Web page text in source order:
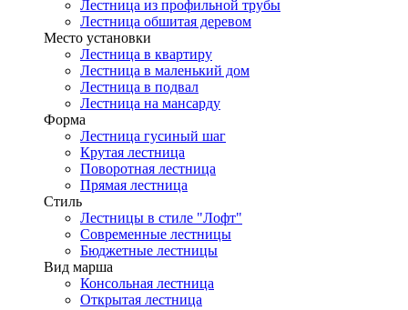
Лестница из профильной трубы
Лестница обшитая деревом
Место установки
Лестница в квартиру
Лестница в маленький дом
Лестница в подвал
Лестница на мансарду
Форма
Лестница гусиный шаг
Крутая лестница
Поворотная лестница
Прямая лестница
Стиль
Лестницы в стиле "Лофт"
Современные лестницы
Бюджетные лестницы
Вид марша
Консольная лестница
Открытая лестница